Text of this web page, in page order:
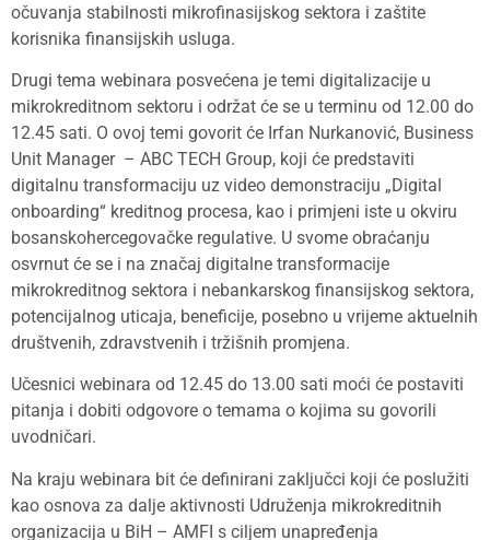
očuvanja stabilnosti mikrofinasijskog sektora i zaštite
korisnika finansijskih usluga.
Drugi tema webinara posvećena je temi digitalizacije u
mikrokreditnom sektoru i održat će se u terminu od 12.00 do
12.45 sati. O ovoj temi govorit će Irfan Nurkanović, Business
Unit Manager – ABC TECH Group, koji će predstaviti
digitalnu transformaciju uz video demonstraciju „Digital
onboarding“ kreditnog procesa, kao i primjeni iste u okviru
bosanskohercegovačke regulative. U svome obraćanju
osvrnut će se i na značaj digitalne transformacije
mikrokreditnog sektora i nebankarskog finansijskog sektora,
potencijalnog uticaja, beneficije, posebno u vrijeme aktuelnih
društvenih, zdravstvenih i tržišnih promjena.
Učesnici webinara od 12.45 do 13.00 sati moći će postaviti
pitanja i dobiti odgovore o temama o kojima su govorili
uvodničari.
Na kraju webinara bit će definirani zaključci koji će poslužiti
kao osnova za dalje aktivnosti Udruženja mikrokreditnih
organizacija u BiH – AMFI s ciljem unapređenja